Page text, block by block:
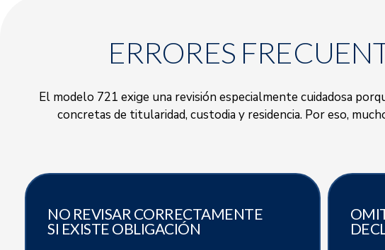
ERRORES
El modelo 721 exige una revisión especialmente cuidadosa
concretas de titularidad, custodia y residencia. Por eso,
NO REVISAR CORRECTAMENTE
SI EXISTE OBLIGACIÓN